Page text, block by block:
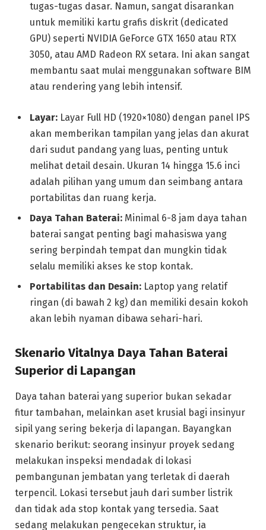
tugas-tugas dasar. Namun, sangat disarankan
untuk memiliki kartu grafis diskrit (dedicated
GPU) seperti NVIDIA GeForce GTX 1650 atau RTX
3050, atau AMD Radeon RX setara. Ini akan sangat
membantu saat mulai menggunakan software BIM
atau rendering yang lebih intensif.
Layar: Layar Full HD (1920×1080) dengan panel IPS
akan memberikan tampilan yang jelas dan akurat
dari sudut pandang yang luas, penting untuk
melihat detail desain. Ukuran 14 hingga 15.6 inci
adalah pilihan yang umum dan seimbang antara
portabilitas dan ruang kerja.
Daya Tahan Baterai: Minimal 6-8 jam daya tahan
baterai sangat penting bagi mahasiswa yang
sering berpindah tempat dan mungkin tidak
selalu memiliki akses ke stop kontak.
Portabilitas dan Desain: Laptop yang relatif
ringan (di bawah 2 kg) dan memiliki desain kokoh
akan lebih nyaman dibawa sehari-hari.
Skenario Vitalnya Daya Tahan Baterai
Superior di Lapangan
Daya tahan baterai yang superior bukan sekadar
fitur tambahan, melainkan aset krusial bagi insinyur
sipil yang sering bekerja di lapangan. Bayangkan
skenario berikut: seorang insinyur proyek sedang
melakukan inspeksi mendadak di lokasi
pembangunan jembatan yang terletak di daerah
terpencil. Lokasi tersebut jauh dari sumber listrik
dan tidak ada stop kontak yang tersedia. Saat
sedang melakukan pengecekan struktur, ia